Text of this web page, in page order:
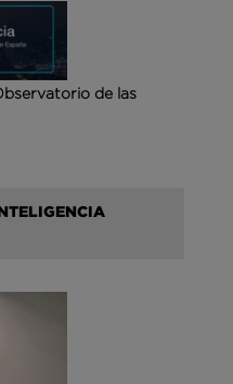
de las